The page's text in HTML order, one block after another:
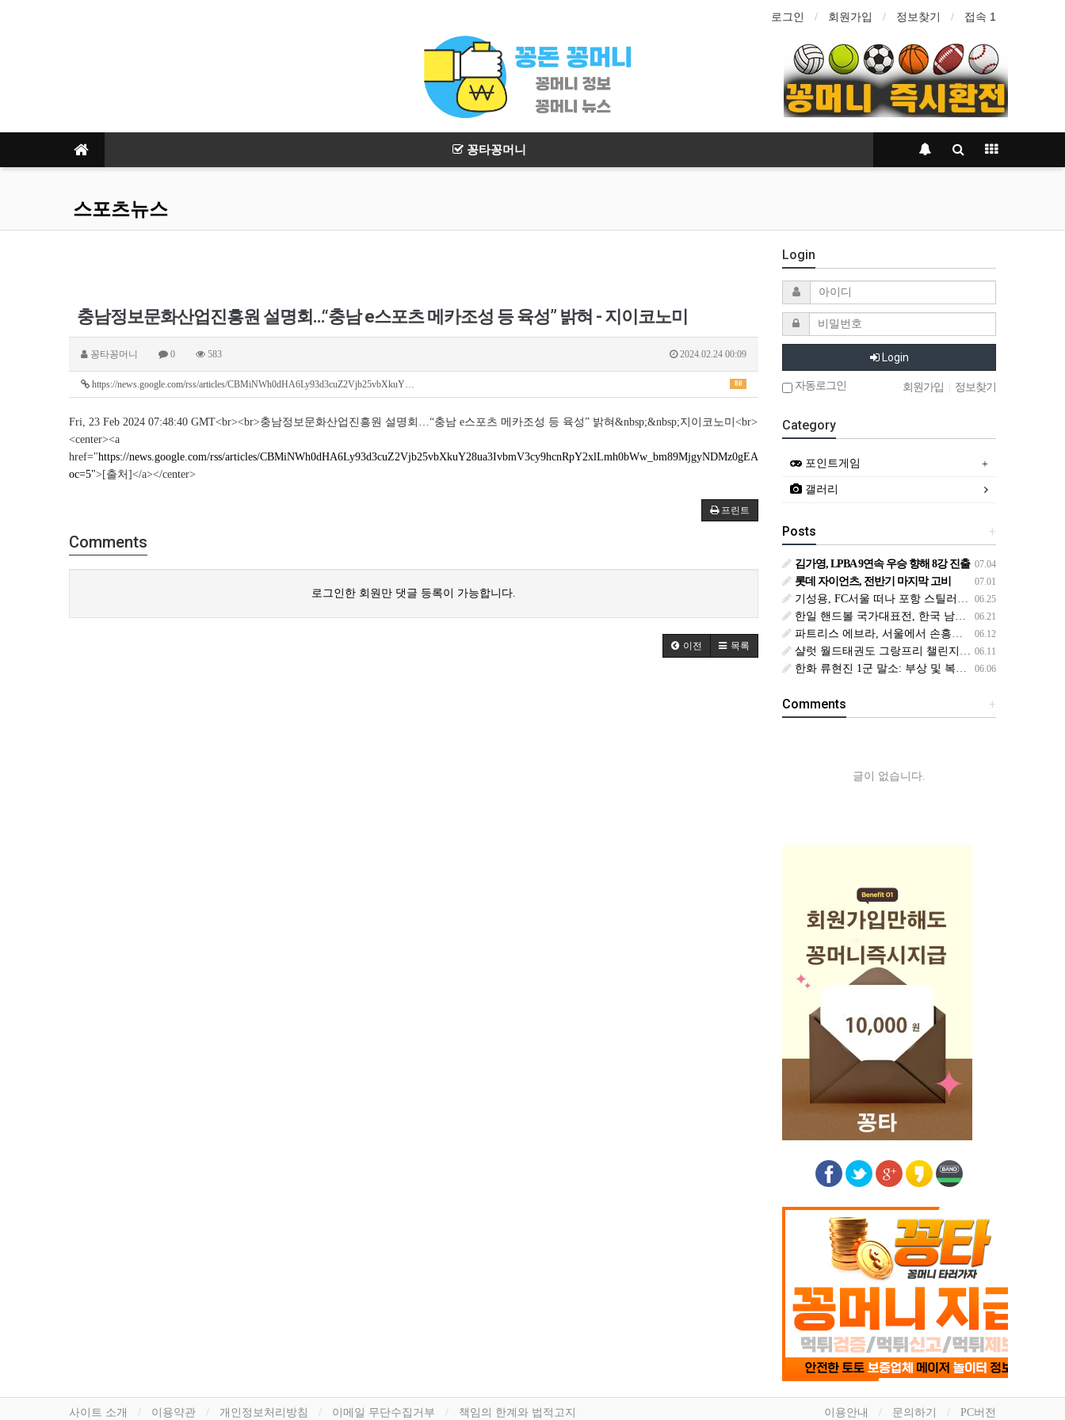
로그인 회원가입 정보찾기 접속 1
꽁타꽁머니
스포츠뉴스
충남정보문화산업진흥원 설명회…“충남 e스포츠 메카조성 등 육성” 밝혀 - 지이코노미
꽁타꽁머니 0 583 2024.02.24 00:09
80
https://news.google.com/rss/articles/CBMiNWh0dHA6Ly93d3cuZ2Vjb25vbXkuY…
Fri, 23 Feb 2024 07:48:40 GMT<br><br>충남정보문화산업진흥원 설명회…“충남 e스포츠 메카조성 등 육성” 밝혀&nbsp;&nbsp;지이코노미<br>
<center><a
href="https://news.google.com/rss/articles/CBMiNWh0dHA6Ly93d3cuZ2Vjb25vbXkuY28ua3IvbmV3cy9hcnRpY2xlLmh0bWw_bm89MjgyNDMz0gEA?
oc=5">[출처]</a></center>
프린트
Comments
로그인한 회원만 댓글 등록이 가능합니다.
이전 목록
Login
Login
자동로그인 회원가입 정보찾기
Category
포인트게임
갤러리
+
Posts
07.04
김가영, LPBA 9연속 우승 향해 8강 진출
07.01
롯데 자이언츠, 전반기 마지막 고비
06.25
기성용, FC서울 떠나 포항 스틸러스로 이적
06.21
한일 핸드볼 국가대표전, 한국 남녀 대표팀 동반 승리
06.12
파트리스 에브라, 서울에서 손흥민 응원과 떡볶이 인증
06.11
샬럿 월드태권도 그랑프리 챌린지, 서건우와 배준서 출격
06.06
한화 류현진 1군 말소: 부상 및 복귀 일정
+
Comments
글이 없습니다.
사이트 소개 이용약관 개인정보처리방침 이메일 무단수집거부 책임의 한계와 법적고지 이용안내 문의하기 PC버전